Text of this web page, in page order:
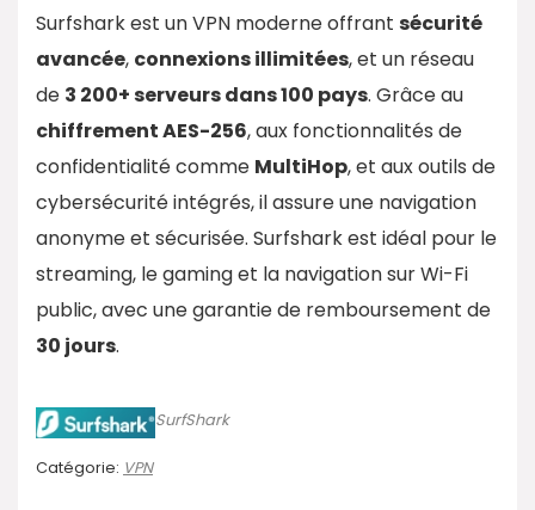
Surfshark est un VPN moderne offrant sécurité
avancée, connexions illimitées, et un réseau
de 3 200+ serveurs dans 100 pays. Grâce au
chiffrement AES-256, aux fonctionnalités de
confidentialité comme MultiHop, et aux outils de
cybersécurité intégrés, il assure une navigation
anonyme et sécurisée. Surfshark est idéal pour le
streaming, le gaming et la navigation sur Wi-Fi
public, avec une garantie de remboursement de
30 jours.
SurfShark
Catégorie: VPN